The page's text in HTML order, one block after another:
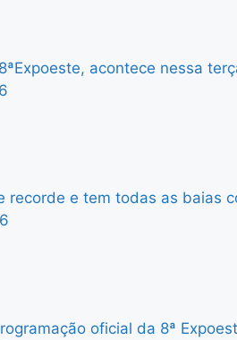
acontece nessa
recorde e tem todas as baias
oficial da 8ª